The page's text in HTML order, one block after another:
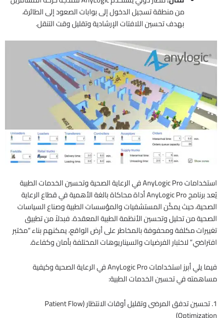
من منطقة تسجيل الدخول إلى بوابات الصعود إلى الطائرة،
بهدف تحسين اللافتات الإرشادية وتقليل وقت التنقل.
استخدامات AnyLogic Pro في الرعاية الصحية وتحسين الخدمات الطبية
يُعد برنامج AnyLogic Pro أداة محاكاة بالغة الأهمية في قطاع الرعاية
الصحية، حيث يمكّن المستشفيات والمؤسسات الطبية وصناع السياسات
الصحية من تحليل وتحسين الأنظمة الطبية المعقدة. فبدلاً من تطبيق
تغييرات مكلفة ومحفوفة بالمخاطر على أرض الواقع، يمكنهم بناء “مختبر
افتراضي” لاختبار الفرضيات والسيناريوهات المختلفة بأمان وكفاءة.
فيما يلي أبرز استخدامات AnyLogic Pro في الرعاية الصحية وكيفية
مساهمته في تحسين الخدمات الطبية:
1. تحسين تدفق المرضى وتقليل أوقات الانتظار (Patient Flow
Optimization)